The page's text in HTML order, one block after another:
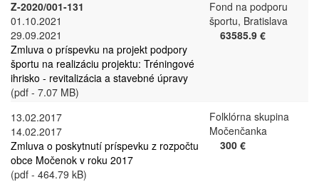
Z-2020/001-131
01.10.2021
29.09.2021
Zmluva o príspevku na projekt podpory
športu na realizáciu projektu: Tréningové
ihrisko - revitalizácia a stavebné úpravy
(pdf - 7.07 MB)
Fond na podporu
športu, Bratislava
63585.9 €
13.02.2017
14.02.2017
Zmluva o poskytnutí príspevku z rozpočtu
obce Močenok v roku 2017
(pdf - 464.79 kB)
Folklórna skupina
Močenčanka
300 €